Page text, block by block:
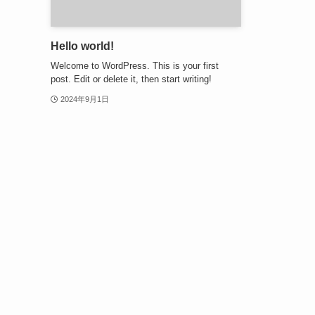
Hello world!
Welcome to WordPress. This is your first
post. Edit or delete it, then start writing!
2024年9月1日